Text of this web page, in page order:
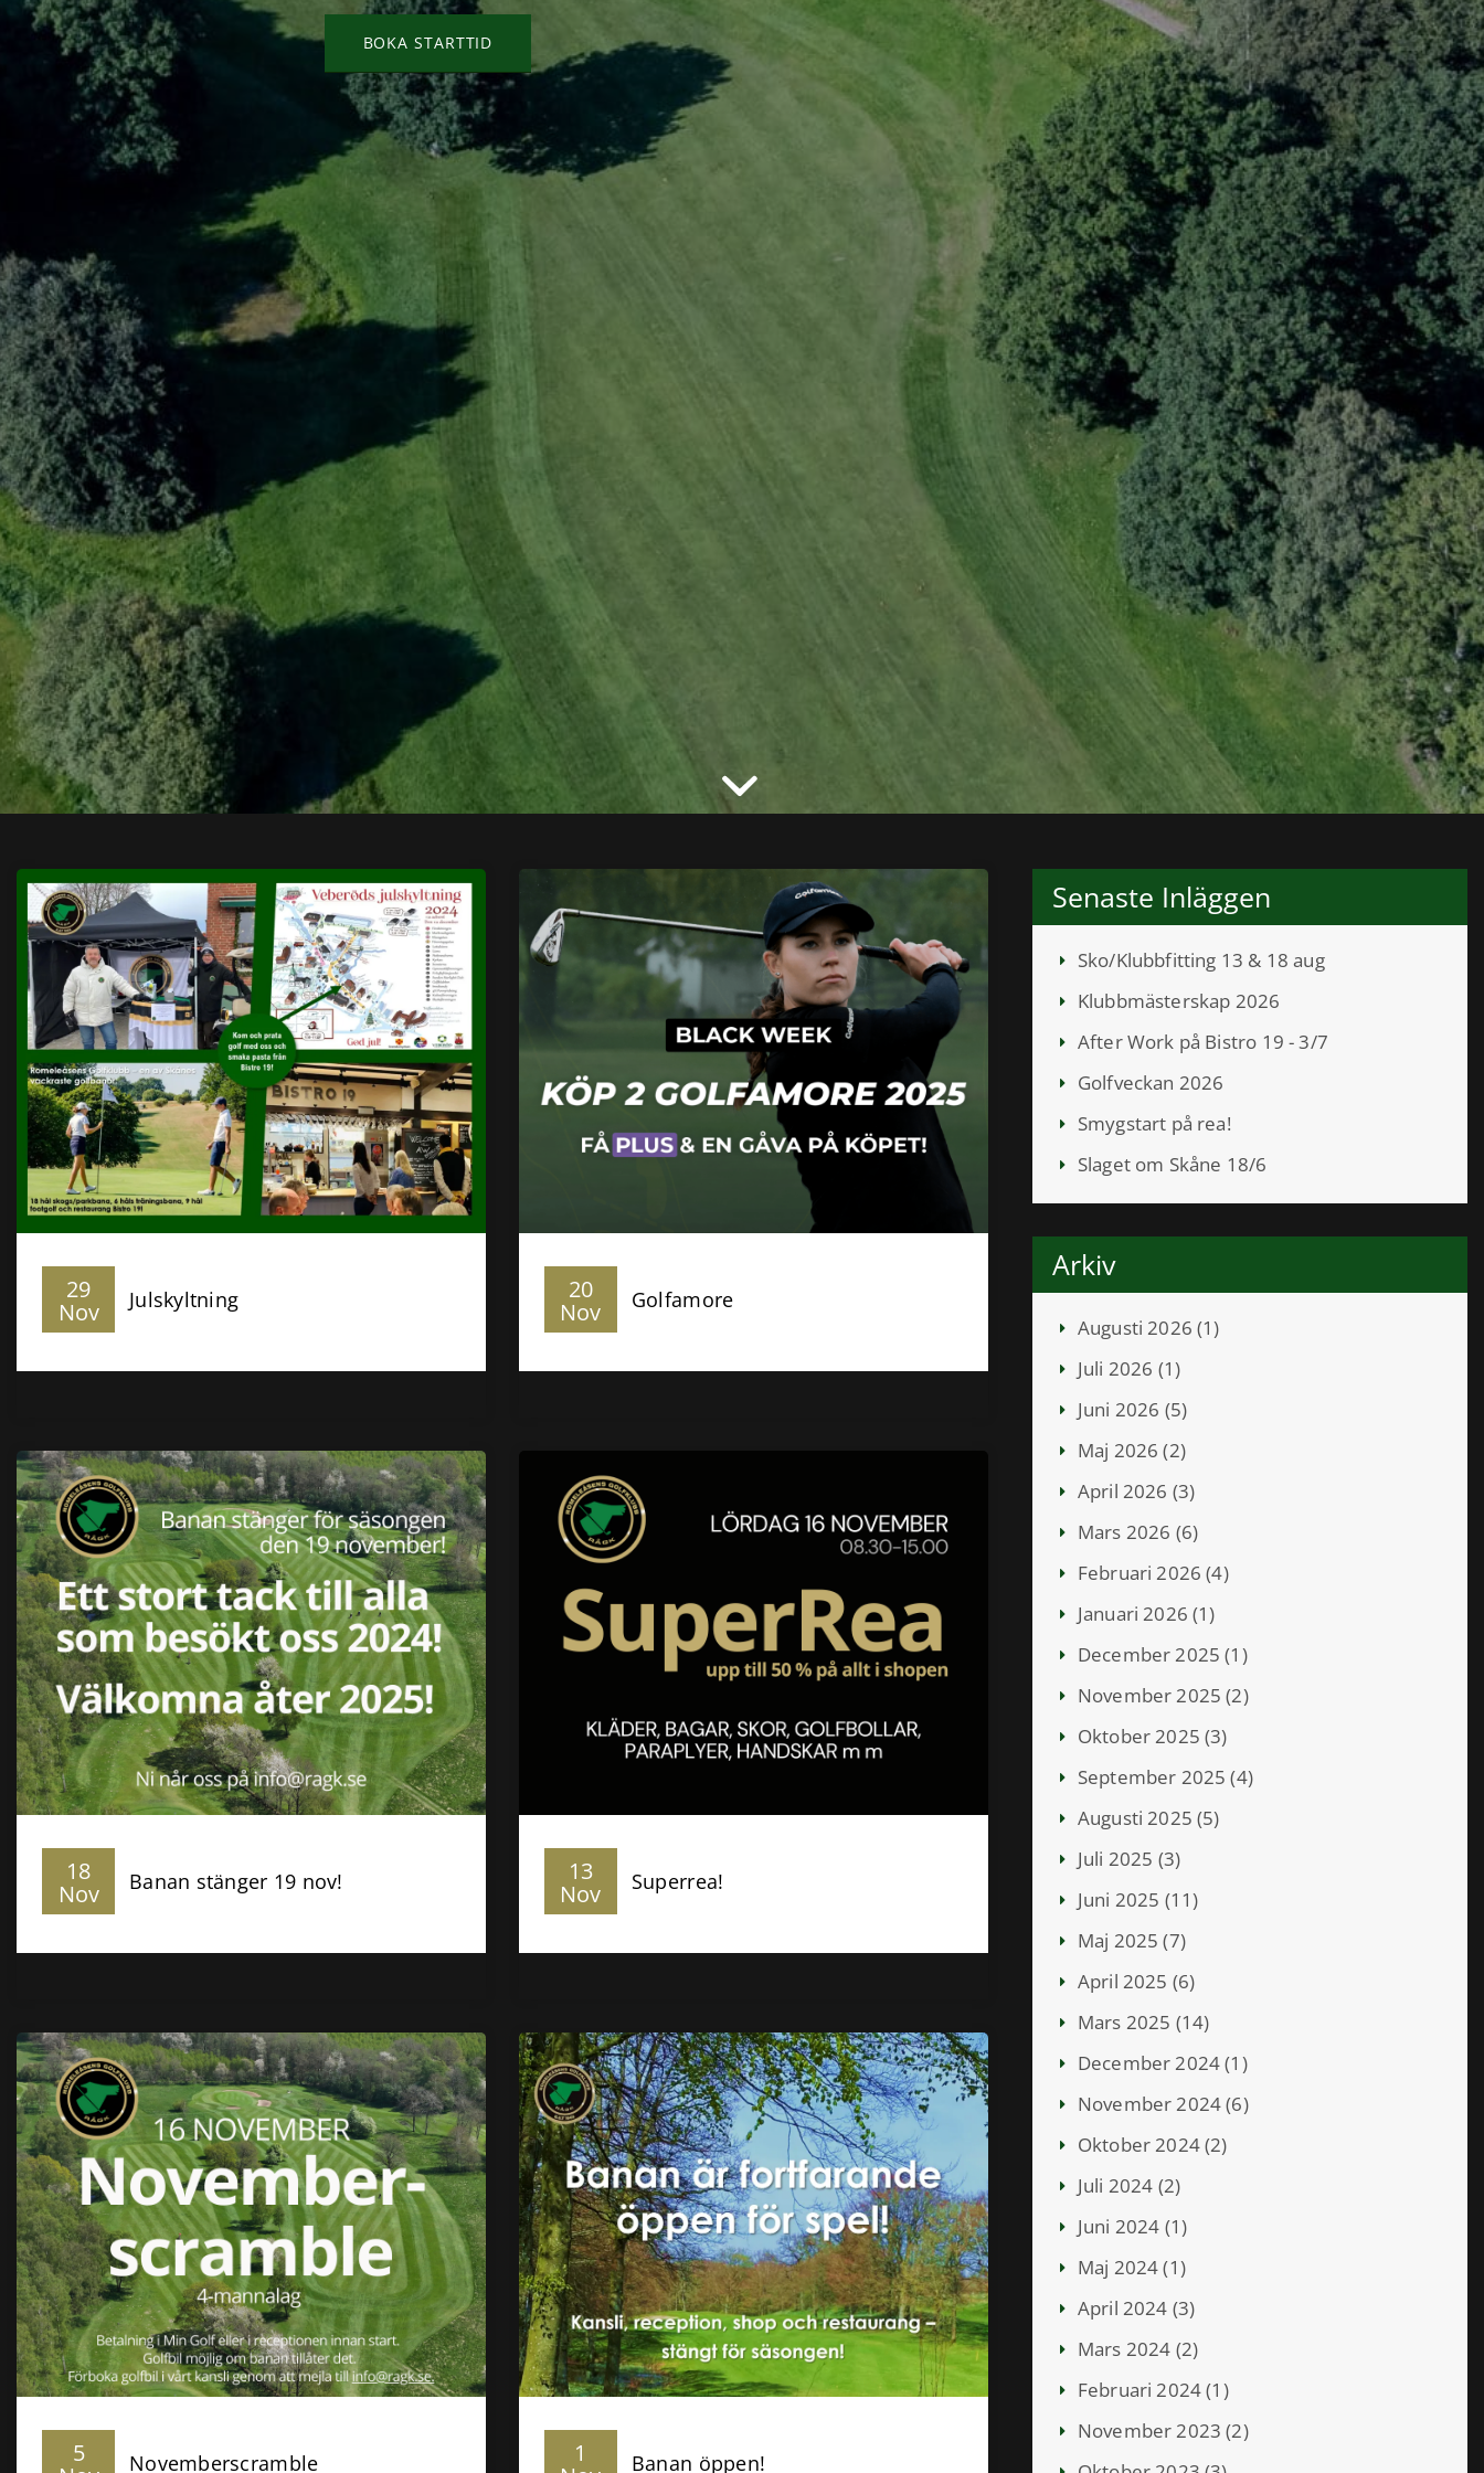
BOKA STARTTID
29
Nov Julskyltning 20
Nov Golfamore
18
Nov Banan stänger 19 nov! 13
Nov Superrea!
5 Novemberscramble 1 Banan öppen!
Senaste Inläggen
Sko/Klubbfitting 13 & 18 aug
Klubbmästerskap 2026
After Work på Bistro 19 - 3/7
Golfveckan 2026
Smygstart på rea!
Slaget om Skåne 18/6
Arkiv
Augusti 2026 (1)
Juli 2026 (1)
Juni 2026 (5)
Maj 2026 (2)
April 2026 (3)
Mars 2026 (6)
Februari 2026 (4)
Januari 2026 (1)
December 2025 (1)
November 2025 (2)
Oktober 2025 (3)
September 2025 (4)
Augusti 2025 (5)
Juli 2025 (3)
Juni 2025 (11)
Maj 2025 (7)
April 2025 (6)
Mars 2025 (14)
December 2024 (1)
November 2024 (6)
Oktober 2024 (2)
Juli 2024 (2)
Juni 2024 (1)
Maj 2024 (1)
April 2024 (3)
Mars 2024 (2)
Februari 2024 (1)
November 2023 (2)